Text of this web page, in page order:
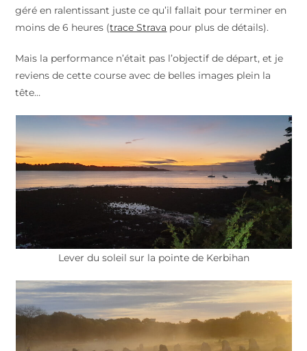
géré en ralentissant juste ce qu’il fallait pour terminer en
moins de 6 heures (trace Strava pour plus de détails).
Mais la performance n’était pas l’objectif de départ, et je
reviens de cette course avec de belles images plein la
tête…
Lever du soleil sur la pointe de Kerbihan